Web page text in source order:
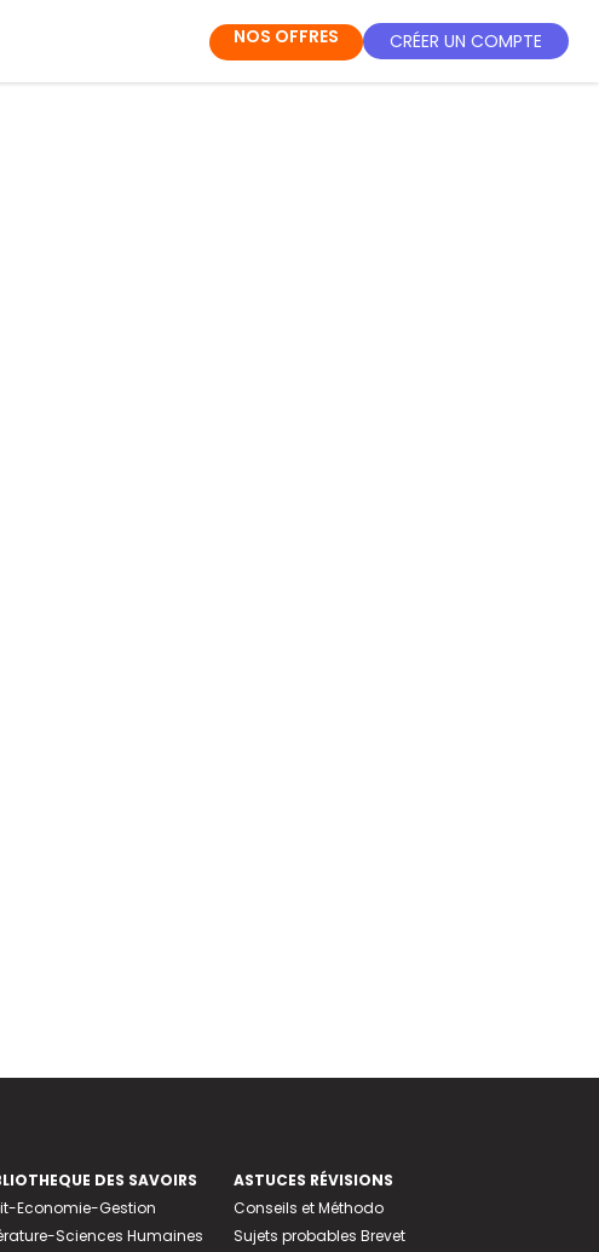
NOS OFFRES CRÉER UN COMPTE
DES SAVOIRS
Economie-Gestion
Sciences Humaines
ASTUCES RÉVISIONS
Conseils et Méthodo
Sujets probables Brevet